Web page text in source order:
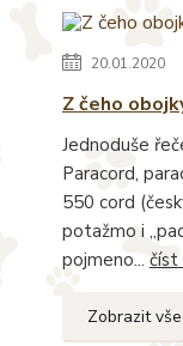
20.01.2020
Z čeho
Jednoduše
Paracord,
550 cord
potažmo i
pojmeno... číst
Zobrazit